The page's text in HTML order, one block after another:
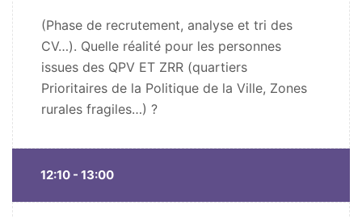
(Phase de recrutement, analyse et tri des
CV…). Quelle réalité pour les personnes
issues des QPV ET ZRR (quartiers
Prioritaires de la Politique de la Ville, Zones
rurales fragiles…) ?
12:10 - 13:00